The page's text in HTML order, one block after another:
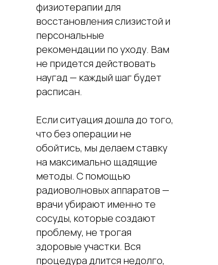
физиотерапии для
восстановления слизистой и
персональные
рекомендации по уходу. Вам
не придется действовать
наугад — каждый шаг будет
расписан.
Если ситуация дошла до того,
что без операции не
обойтись, мы делаем ставку
на максимально щадящие
методы. С помощью
радиоволновых аппаратов —
врачи убирают именно те
сосуды, которые создают
проблему, не трогая
здоровые участки. Вся
процедура длится недолго,